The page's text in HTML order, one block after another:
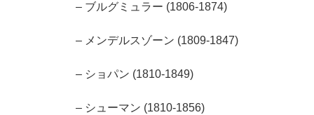
– ブルグミュラー (1806-1874)
– メンデルスゾーン (1809-1847)
– ショパン (1810-1849)
– シューマン (1810-1856)